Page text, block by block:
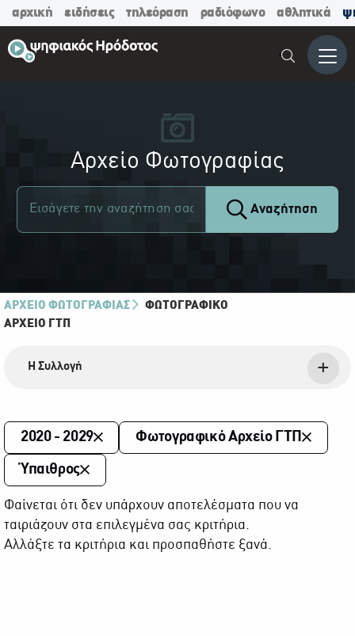
αρχική ειδήσεις τηλεόραση ραδιόφωνο αθλητικά
Μενού
Αρχείο Φωτογραφίας
Αναζήτηση
ΑΡΧΕΙΟ ΦΩΤΟΓΡΑΦΙΑΣ
ΦΩΤΟΓΡΑΦΙΚΌ
ΑΡΧΕΊΟ ΓΤΠ
Η Συλλογή
2020 - 2029 Φωτογραφικό Αρχείο ΓΤΠ
Ύπαιθρος
Φαίνεται ότι δεν υπάρχουν αποτελέσματα που να
ταιριάζουν στα επιλεγμένα σας κριτήρια.
Αλλάξτε τα κριτήρια και προσπαθήστε ξανά.